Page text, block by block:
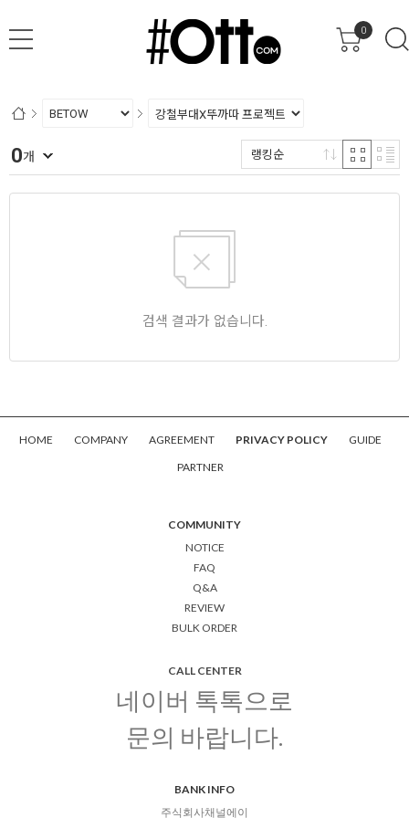
0
0개 랭킹순
검색 결과가 없습니다.
HOME COMPANY AGREEMENT PRIVACY POLICY
GUIDE
PARTNER
COMMUNITY
NOTICE
FAQ
Q&A
REVIEW
BULK ORDER
CALL CENTER
네이버 톡톡으로
문의 바랍니다.
BANK INFO
주식회사채널에이